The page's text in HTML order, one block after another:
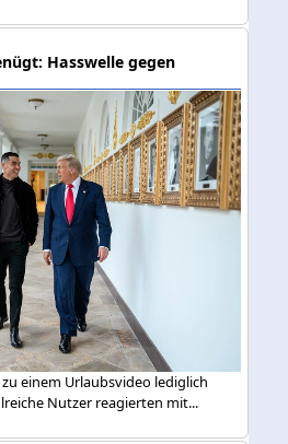
Hasswelle gegen
einem Urlaubsvideo lediglich
Nutzer reagierten mit...